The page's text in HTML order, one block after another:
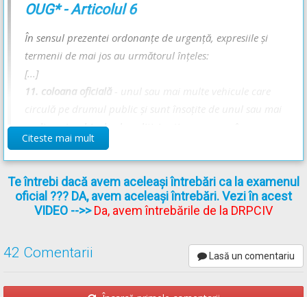
Codul Rutier - Semnalele polițistului rutier
OUG* - Articolul 6
În sensul prezentei ordonanţe de urgenţă, expresiile şi
termenii de mai jos au următorul înţeles:
[...]
11. coloana oficială - unul sau mai multe vehicule care
multe autovehicule ale poliţiei rutiere, care au în
funcţiune semnale speciale de avertizare sonore şi
luminoasede culoare roşie;
[...]
(1)Semnalele speciale de avertizare luminoase sunt emise
Citeste mai mult
Te întrebi dacă avem aceleași întrebări ca la examenul
oficial ??? DA, avem aceleași întrebări. Vezi în acest
VIDEO -->>Da, avem întrebările de la DRPCIV
42 Comentarii Lasă un comentariu